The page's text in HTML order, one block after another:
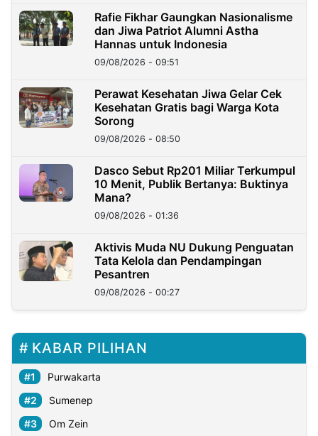
Rafie Fikhar Gaungkan Nasionalisme
dan Jiwa Patriot Alumni Astha
Hannas untuk Indonesia
09/08/2026 - 09:51
Perawat Kesehatan Jiwa Gelar Cek
Kesehatan Gratis bagi Warga Kota
Sorong
09/08/2026 - 08:50
Dasco Sebut Rp201 Miliar Terkumpul
10 Menit, Publik Bertanya: Buktinya
Mana?
09/08/2026 - 01:36
Aktivis Muda NU Dukung Penguatan
Tata Kelola dan Pendampingan
Pesantren
09/08/2026 - 00:27
KABAR PILIHAN
Purwakarta
Sumenep
Om Zein